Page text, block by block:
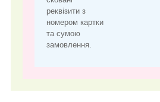
реквізити з
номером картки
та сумою
замовлення.